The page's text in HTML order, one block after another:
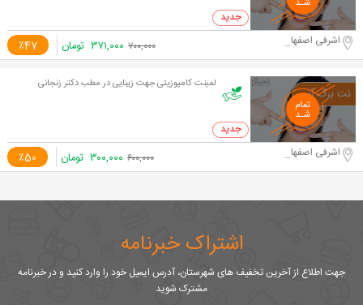
0 خرید
٪47 اشرفی اصفهانی -مرزداران ۷۰۰,۰۰۰ ۳۷۱,۰۰۰ تومان
لمینت کامپوزیتی جهت زیبایی در مطب دکتر زنجانی
0 خرید
٪50 اشرفی اصفهانی -مرزداران ۶۰۰,۰۰۰ ۳۰۰,۰۰۰ تومان
اشتراک خبرنامه
جهت اطلاع از آخرین تخفیف های شهرستان، آدرس ایمیل خود را وارد کنید و در خبرنامه
مشترک شوید